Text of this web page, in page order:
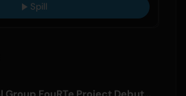
Spill